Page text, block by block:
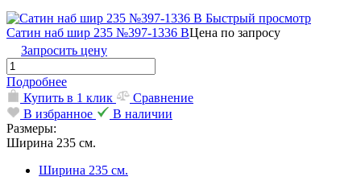
Быстрый просмотр
Сатин наб шир 235 №397-1336 ВЦена по запросу
Запросить цену
Подробнее
Купить в 1 клик
Сравнение
В избранное
В наличии
Размеры:
Ширина 235 см.
Ширина 235 см.